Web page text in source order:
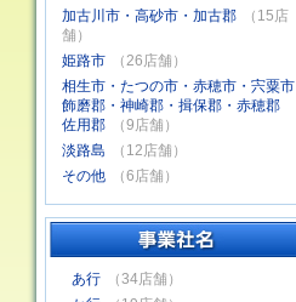
加古川市・高砂市・加古郡
（15店
舗）
姫路市
（26店舗）
相生市・たつの市・赤穂市・宍粟市
飾磨郡・神崎郡・揖保郡・赤穂郡
佐用郡
（9店舗）
淡路島
（12店舗）
その他
（6店舗）
あ行
（34店舗）